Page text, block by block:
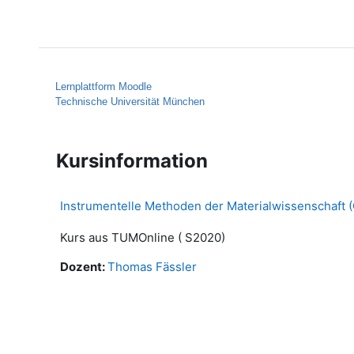
Lernplattform Moodle
Technische Universität München
Kursinformation
Instrumentelle Methoden der Materialwissenschaft
Kurs aus TUMOnline ( S2020)
Dozent:Thomas Fässler